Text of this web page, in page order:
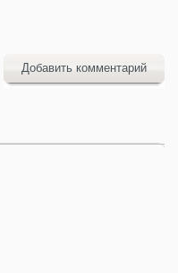
Добавить комментарий